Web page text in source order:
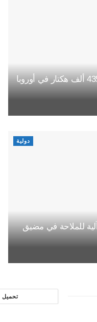
حرائق الغابات تلتهم نحو 435 ألف هكتار في أوروبا
دولية
للملاحة في مضيق
تحميل